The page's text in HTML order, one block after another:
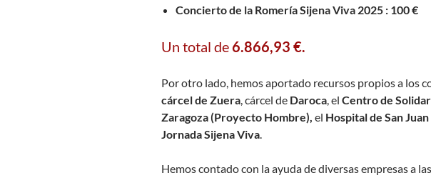
Concierto de la Romería Sijena Viva 2025 : 100 €
Un total de 6.866,93 €.
Por otro lado, hemos aportado recursos propios a los
cárcel de Zuera, cárcel de Daroca, el Centro de
Zaragoza (Proyecto Hombre), el Hospital de San
Jornada Sijena Viva.
Hemos contado con la ayuda de diversas empresas a